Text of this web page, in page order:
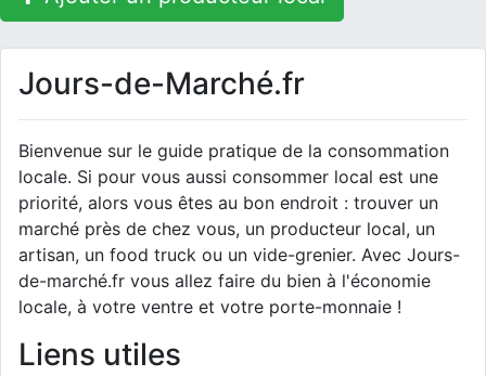
Jours-de-Marché.fr
Bienvenue sur le guide pratique de la consommation
locale. Si pour vous aussi consommer local est une
priorité, alors vous êtes au bon endroit : trouver un
marché près de chez vous, un producteur local, un
artisan, un food truck ou un vide-grenier. Avec Jours-
de-marché.fr vous allez faire du bien à l'économie
locale, à votre ventre et votre porte-monnaie !
Liens utiles